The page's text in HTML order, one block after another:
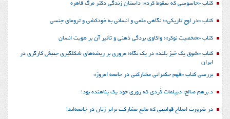
کتاب «جاسوسی که سقوط کرد»؛ داستان زندگی دکتر مرگ قاهره
کتاب «در اوج تاریکی»؛ نگاهی علمی و انسانی به خودکشی و ترومای جنسی
کتاب «شخصیت نوکر»؛ واکاوی بردگی ذهنی و تأثیر آن بر هویت انسان
کتاب «شوق یک خیز بلند» در یک نگاه؛ مروری بر ریشه‌های شکل‎گیری جنبش کارگری در
ایران
بررسی کتاب «فهم حکمرانی مشارکتی در جامعه امروز»
د.برهم صالح؛ دیپلمات کُردی که روزی خود یک پناهنده بود!
در ضرورت اصلاح قوانینی که مانع مشارکت برابر زنان در جامعه‌اند!